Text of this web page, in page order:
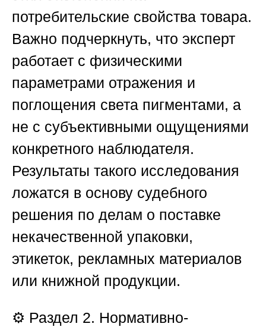
потребительские свойства товара.
Важно подчеркнуть, что эксперт
работает с физическими
параметрами отражения и
поглощения света пигментами, а
не с субъективными ощущениями
конкретного наблюдателя.
Результаты такого исследования
ложатся в основу судебного
решения по делам о поставке
некачественной упаковки,
этикеток, рекламных материалов
или книжной продукции.
⚙️ Раздел 2. Нормативно-